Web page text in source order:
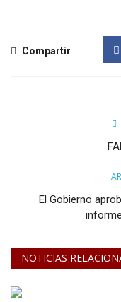
Compartir
El Gobierno
NOTICIAS